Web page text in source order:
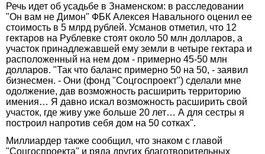
Речь идет об усадьбе в Знаменском: в расследовании
"Он вам не Димон" ФБК Алексея Навального оценил ее
стоимость в 5 млрд рублей. Усманов отметил, что 12
гектаров на Рублевке стоят около 50 млн долларов, а
участок принадлежавшей ему земли в четыре гектара и
расположенный на нем дом - примерно 45-50 млн
долларов. "Так что баланс примерно 50 на 50, - заявил
бизнесмен. - Они (фонд "Соцгоспроект") сделали мне
одолжение, дав возможность расширить территорию
имения… Я давно искал возможность расширить свой
участок, где живу уже больше 20 лет… А для сестры я
построил напротив себя дом на 50 сотках".
Миллиардер также сообщил, что знаком с главой
"Соцгоспроекта" и ряда других благотворительных